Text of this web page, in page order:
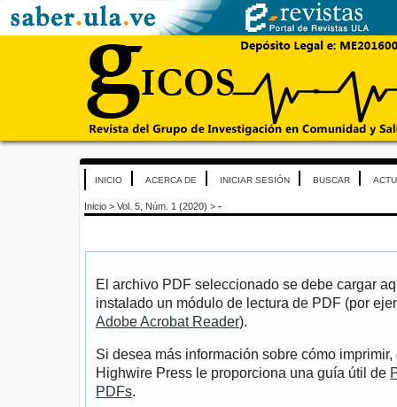
INICIO ACERCA DE INICIAR SESIÓN BUSCAR
Inicio > Vol. 5, Núm. 1 (2020) > -
El archivo PDF seleccionado se debe cargar
instalado un módulo de lectura de PDF (por
Adobe Acrobat Reader).
Si desea más información sobre cómo
Highwire Press le proporciona una guía útil de
PDFs.